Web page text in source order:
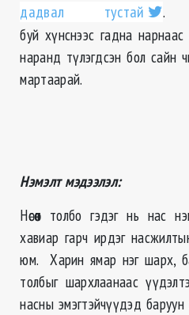
дадвал тустай
.
буй хүнснээс гадна нарнаас
наранд түлэгдсэн бол сайн
мартаарай.
Нэмэлт мэдээлэл:
Нөсөөт толбо гэдэг нь нас
хавиар гарч ирдэг
юм. Харин ямар нэг шарх,
толбыг шархлаанаас
насны эмэгтэйчүүдэд